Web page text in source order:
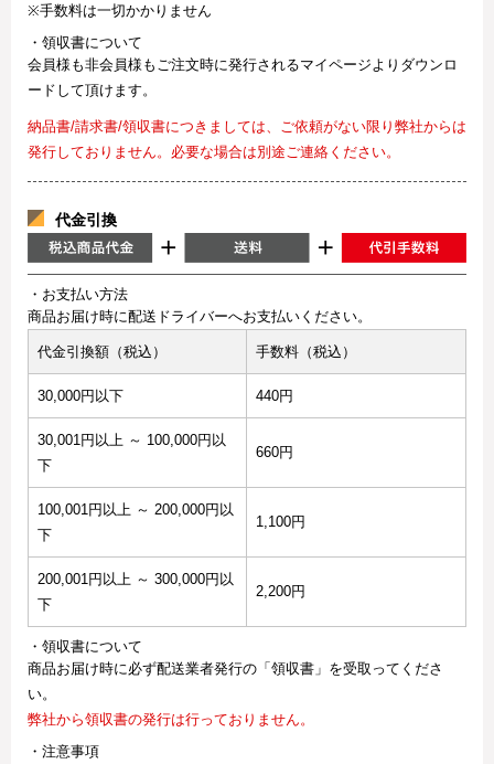
※手数料は一切かかりません
・領収書について
会員様も非会員様もご注文時に発行されるマイページよりダウンロ
ードして頂けます。
納品書/請求書/領収書につきましては、ご依頼がない限り弊社からは
発行しておりません。必要な場合は別途ご連絡ください。
代金引換
・お支払い方法
商品お届け時に配送ドライバーへお支払いください。
代金引換額（税込） 手数料（税込）
30,000円以下 440円
30,001円以上 ～ 100,000円以
下
660円
100,001円以上 ～ 200,000円以
下
1,100円
200,001円以上 ～ 300,000円以
下
2,200円
・領収書について
商品お届け時に必ず配送業者発行の「領収書」を受取ってくださ
い。
弊社から領収書の発行は行っておりません。
・注意事項